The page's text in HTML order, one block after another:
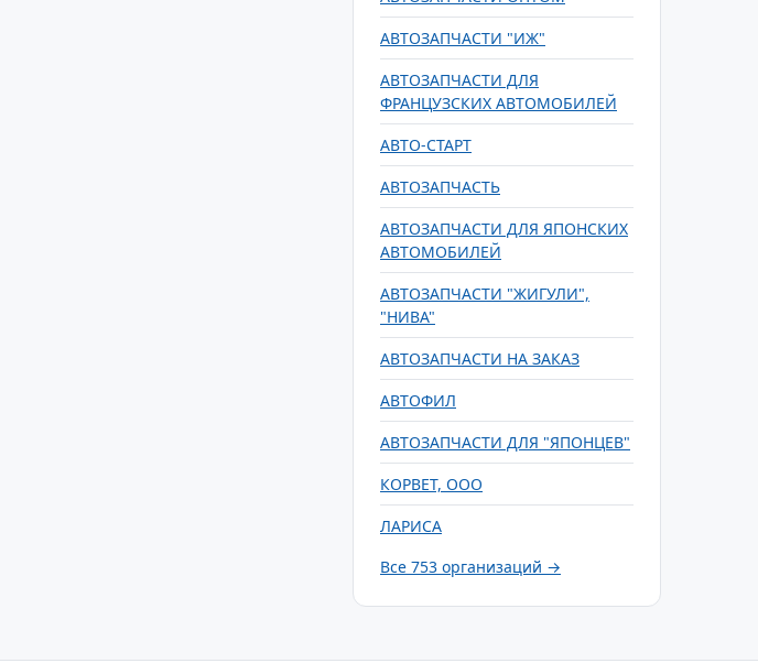
АВТОЗАПЧАСТИ "ИЖ"
АВТОЗАПЧАСТИ ДЛЯ
ФРАНЦУЗСКИХ АВТОМОБИЛЕЙ
АВТО-СТАРТ
АВТОЗАПЧАСТЬ
АВТОЗАПЧАСТИ ДЛЯ ЯПОНСКИХ
АВТОМОБИЛЕЙ
АВТОЗАПЧАСТИ "ЖИГУЛИ",
"НИВА"
АВТОЗАПЧАСТИ НА ЗАКАЗ
АВТОФИЛ
АВТОЗАПЧАСТИ ДЛЯ "ЯПОНЦЕВ"
КОРВЕТ, ООО
ЛАРИСА
Все 753 организаций →